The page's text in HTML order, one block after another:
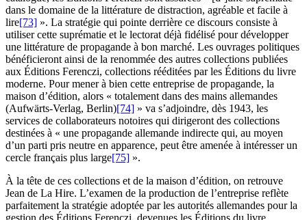
dans le domaine de la littérature de distraction, agréable et facile à
lire[73] ». La stratégie qui pointe derrière ce discours consiste à
utiliser cette suprématie et le lectorat déjà fidélisé pour développer
une littérature de propagande à bon marché. Les ouvrages politiques
bénéficieront ainsi de la renommée des autres collections publiées
aux Éditions Ferenczi, collections rééditées par les Éditions du livre
moderne. Pour mener à bien cette entreprise de propagande, la
maison d’édition, alors « totalement dans des mains allemandes
(Aufwärts-Verlag, Berlin)[74] » va s’adjoindre, dès 1943, les
services de collaborateurs notoires qui dirigeront des collections
destinées à « une propagande allemande indirecte qui, au moyen
d’un parti pris neutre en apparence, peut être amenée à intéresser un
cercle français plus large[75] ».
À la tête de ces collections et de la maison d’édition, on retrouve
Jean de La Hire. L’examen de la production de l’entreprise reflète
parfaitement la stratégie adoptée par les autorités allemandes pour la
gestion des Éditions Ferenczi, devenues les Éditions du livre